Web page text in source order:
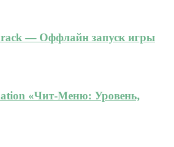
— Оффлайн запуск игры
«Чит-Меню: Уровень,